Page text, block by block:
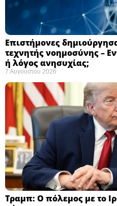
Επιστήμονες
τεχνητής νοημοσύνης –
ή λόγος ανησυχίας; ​
7 Αυγούστου 2026
Τραμπ: Ο πόλεμος με το